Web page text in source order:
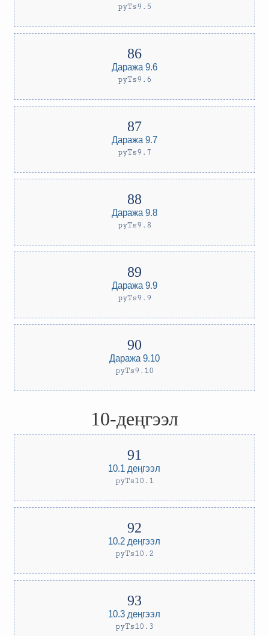
pyTs9.5
Даража 9.6
pyTs9.6
Даража 9.7
pyTs9.7
Даража 9.8
pyTs9.8
Даража 9.9
pyTs9.9
Даража 9.10
pyTs9.10
10-деңгээл
10.1 деңгээл
pyTs10.1
10.2 деңгээл
pyTs10.2
10.3 деңгээл
pyTs10.3